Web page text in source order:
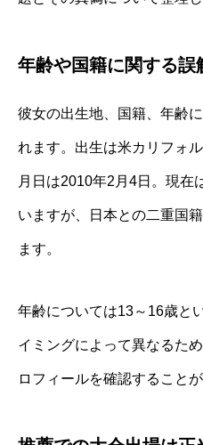
年齢や国籍に関する誤
彼女の出生地、国籍、年齢
れます。出生は米カリフォ
月日は2010年2月4日。現在
いますが、日本との二重国
ます。
年齢については13～16歳と
イミングによって異なるた
ロフィールを確認することが